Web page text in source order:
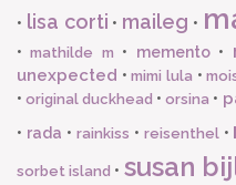
• lisa corti • maileg •
•mathilde m • memento•
unexpected •mimi lula •
•original duckhead •orsina •
• rada • rainkiss • reisenthel•
sorbet island • susan